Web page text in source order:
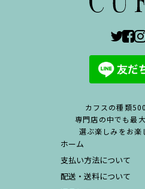
カフスの種類
専門店の中でも最
選ぶ楽しみをお楽
ホーム
支払い方法について
配送・送料について